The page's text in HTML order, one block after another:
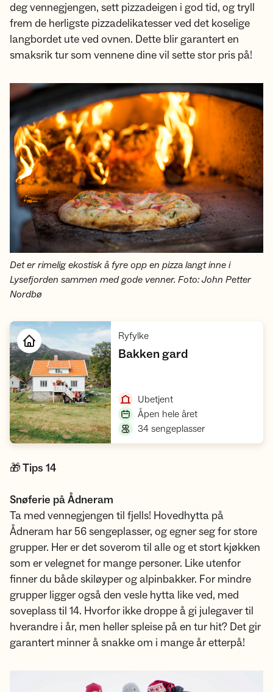
deg vennegjengen, sett pizzadeigen i god tid, og tryll
frem de herligste pizzadelikatesser ved det koselige
langbordet ute ved ovnen. Dette blir garantert en
smaksrik tur som vennene dine vil sette stor pris på!
Det er rimelig ekostisk å fyre opp en pizza langt inne i
Lysefjorden sammen med gode venner. Foto: John Petter
Nordbø
Ryfylke,
Bakken gard
Ubetjent,
Åpen hele året,
34 sengeplasser,
🎁 Tips 14
Snøferie på Ådneram
Ta med vennegjengen til fjells! Hovedhytta på
Ådneram har 56 sengeplasser, og egner seg for store
grupper. Her er det soverom til alle og et stort kjøkken
som er velegnet for mange personer. Like utenfor
finner du både skiløyper og alpinbakker. For mindre
grupper ligger også den vesle hytta like ved, med
soveplass til 14. Hvorfor ikke droppe å gi julegaver til
hverandre i år, men heller spleise på en tur hit? Det gir
garantert minner å snakke om i mange år etterpå!